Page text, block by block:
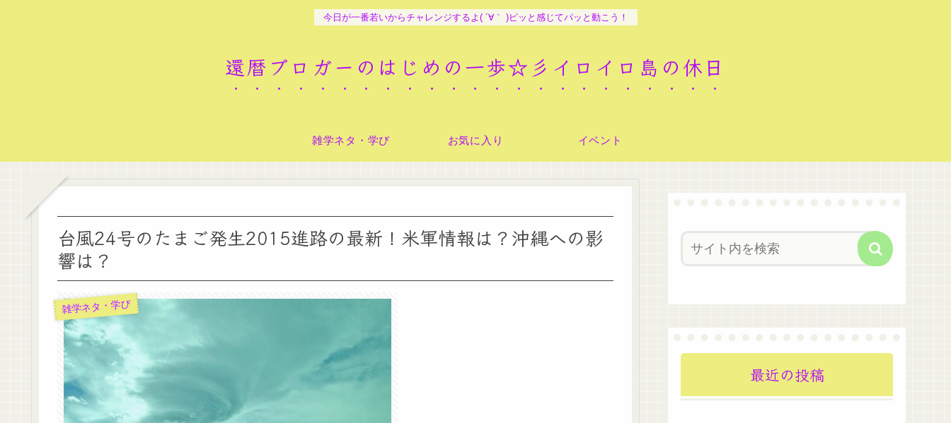
今日が一番若いからチャレンジするよ( ´∀｀ )ピッと感じてパッと動こう！
還暦ブロガーのはじめの一歩☆彡イロイロ島の休日
雑学ネタ・学び お気に入り イベント
台風24号のたまご発生2015進路の最新！米軍情報は？沖縄への影
響は？
雑学ネタ・学び
最近の投稿